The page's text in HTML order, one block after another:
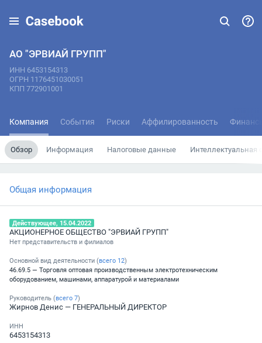
АО "ЭРВИАЙ ГРУПП"
ИНН 6453154313
ОГРН 1176451030051
КПП 772901001
Компания События Риски Аффилированность
Обзор Информация Налоговые данные Интеллектуальная
Общая информация
Действующее, 15.04.2022
АКЦИОНЕРНОЕ ОБЩЕСТВО "ЭРВИАЙ ГРУПП"
Нет представительств и филиалов
Основной вид деятельности (всего 12)
46.69.5 — Торговля оптовая производственным электротехническим
оборудованием, машинами, аппаратурой и материалами
Руководитель (всего 7)
Жирнов Денис — ГЕНЕРАЛЬНЫЙ ДИРЕКТОР
ИНН
6453154313